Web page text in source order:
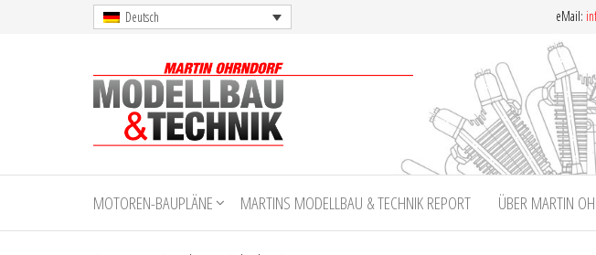
Deutsch eMail:
Ohrndorf
Modellbau
MOTOREN-BAUPLÄNE MARTINS MODELLBAU & TECHNIK REPORT ÜBER MARTIN